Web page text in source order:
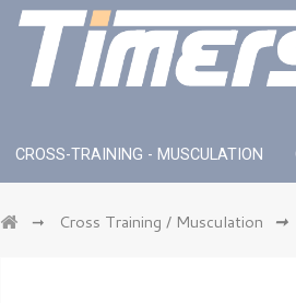
CROSS-TRAINING - MUSCULATION
➞ Cross Training / Musculation ➞